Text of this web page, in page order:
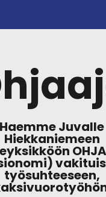
Haemme Juvalle
Hiekkaniemeen
työsuhteeseen,